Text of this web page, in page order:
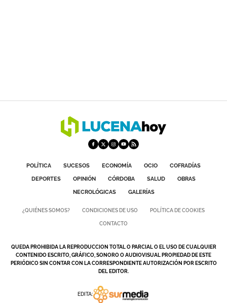
POLÍTICA SUCESOS ECONOMÍA OCIO
COFRADÍAS
DEPORTES
OPINIÓN CÓRDOBA SALUD
OBRAS
NECROLÓGICAS
GALERÍAS
¿QUIÉNES SOMOS? CONDICIONES DE USO POLÍTICA DE COOKIES
CONTACTO
QUEDA PROHIBIDA LA REPRODUCCION TOTAL O PARCIAL O EL USO DE CUALQUIER
CONTENIDO ESCRITO, GRÁFICO, SONORO O AUDIOVISUAL PROPIEDAD DE ESTE
PERIÓDICO SIN CONTAR CON LA CORRESPONDIENTE AUTORIZACIÓN POR ESCRITO
DEL EDITOR.
EDITA: